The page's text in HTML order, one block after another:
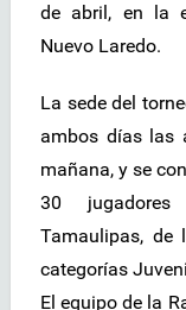
de abril, en la
Nuevo Laredo.
La sede del
ambos días las
mañana, y se
30
Tamaulipas, de
categorías
El equipo de la